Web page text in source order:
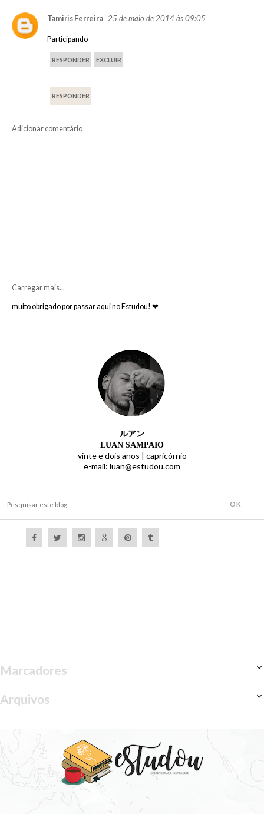
Tamiris Ferreira 25 de maio de 2014 às 09:05
Participando
RESPONDER EXCLUIR
RESPONDER
Adicionar comentário
Carregar mais...
muito obrigado por passar aqui no Estudou! ❤
ルアン
LUAN SAMPAIO
vinte e dois anos | capricórnio
e-mail: luan@estudou.com
Marcadores
Arquivos